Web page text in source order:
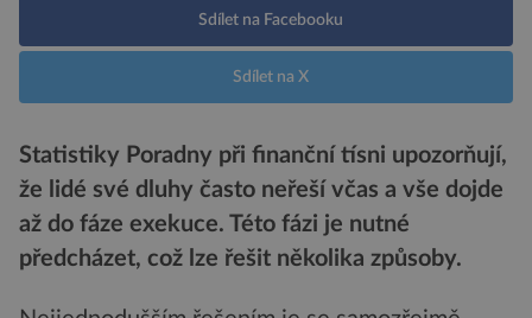
Sdílet na Facebooku
Sdílet na X
Statistiky Poradny při finanční tísni upozorňují,
že lidé své dluhy často neřeší včas a vše dojde
až do fáze exekuce. Této fázi je nutné
předcházet, což lze řešit několika způsoby.